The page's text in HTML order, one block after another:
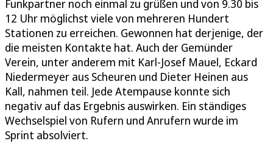
Funkpartner noch einmal zu grüßen und von 9.30 bis
12 Uhr möglichst viele von mehreren Hundert
Stationen zu erreichen. Gewonnen hat derjenige, der
die meisten Kontakte hat. Auch der Gemünder
Verein, unter anderem mit Karl-Josef Mauel, Eckard
Niedermeyer aus Scheuren und Dieter Heinen aus
Kall, nahmen teil. Jede Atempause konnte sich
negativ auf das Ergebnis auswirken. Ein ständiges
Wechselspiel von Rufern und Anrufern wurde im
Sprint absolviert.